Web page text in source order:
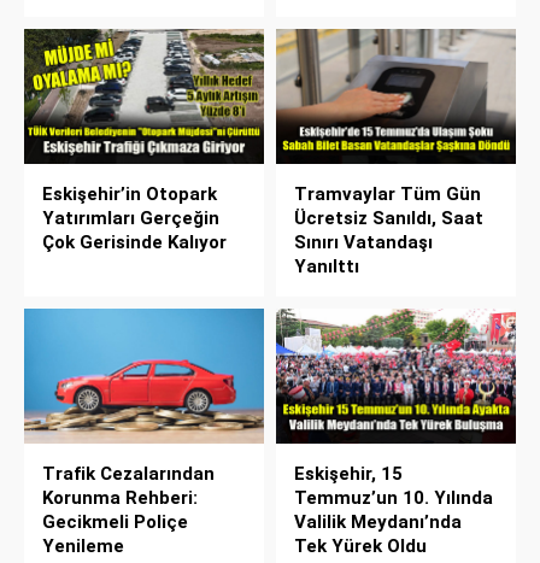
Eskişehir’in Otopark
Yatırımları Gerçeğin
Çok Gerisinde Kalıyor
Tramvaylar Tüm Gün
Ücretsiz Sanıldı, Saat
Sınırı Vatandaşı
Yanılttı
Trafik Cezalarından
Korunma Rehberi:
Gecikmeli Poliçe
Yenileme
Eskişehir, 15
Temmuz’un 10. Yılında
Valilik Meydanı’nda
Tek Yürek Oldu